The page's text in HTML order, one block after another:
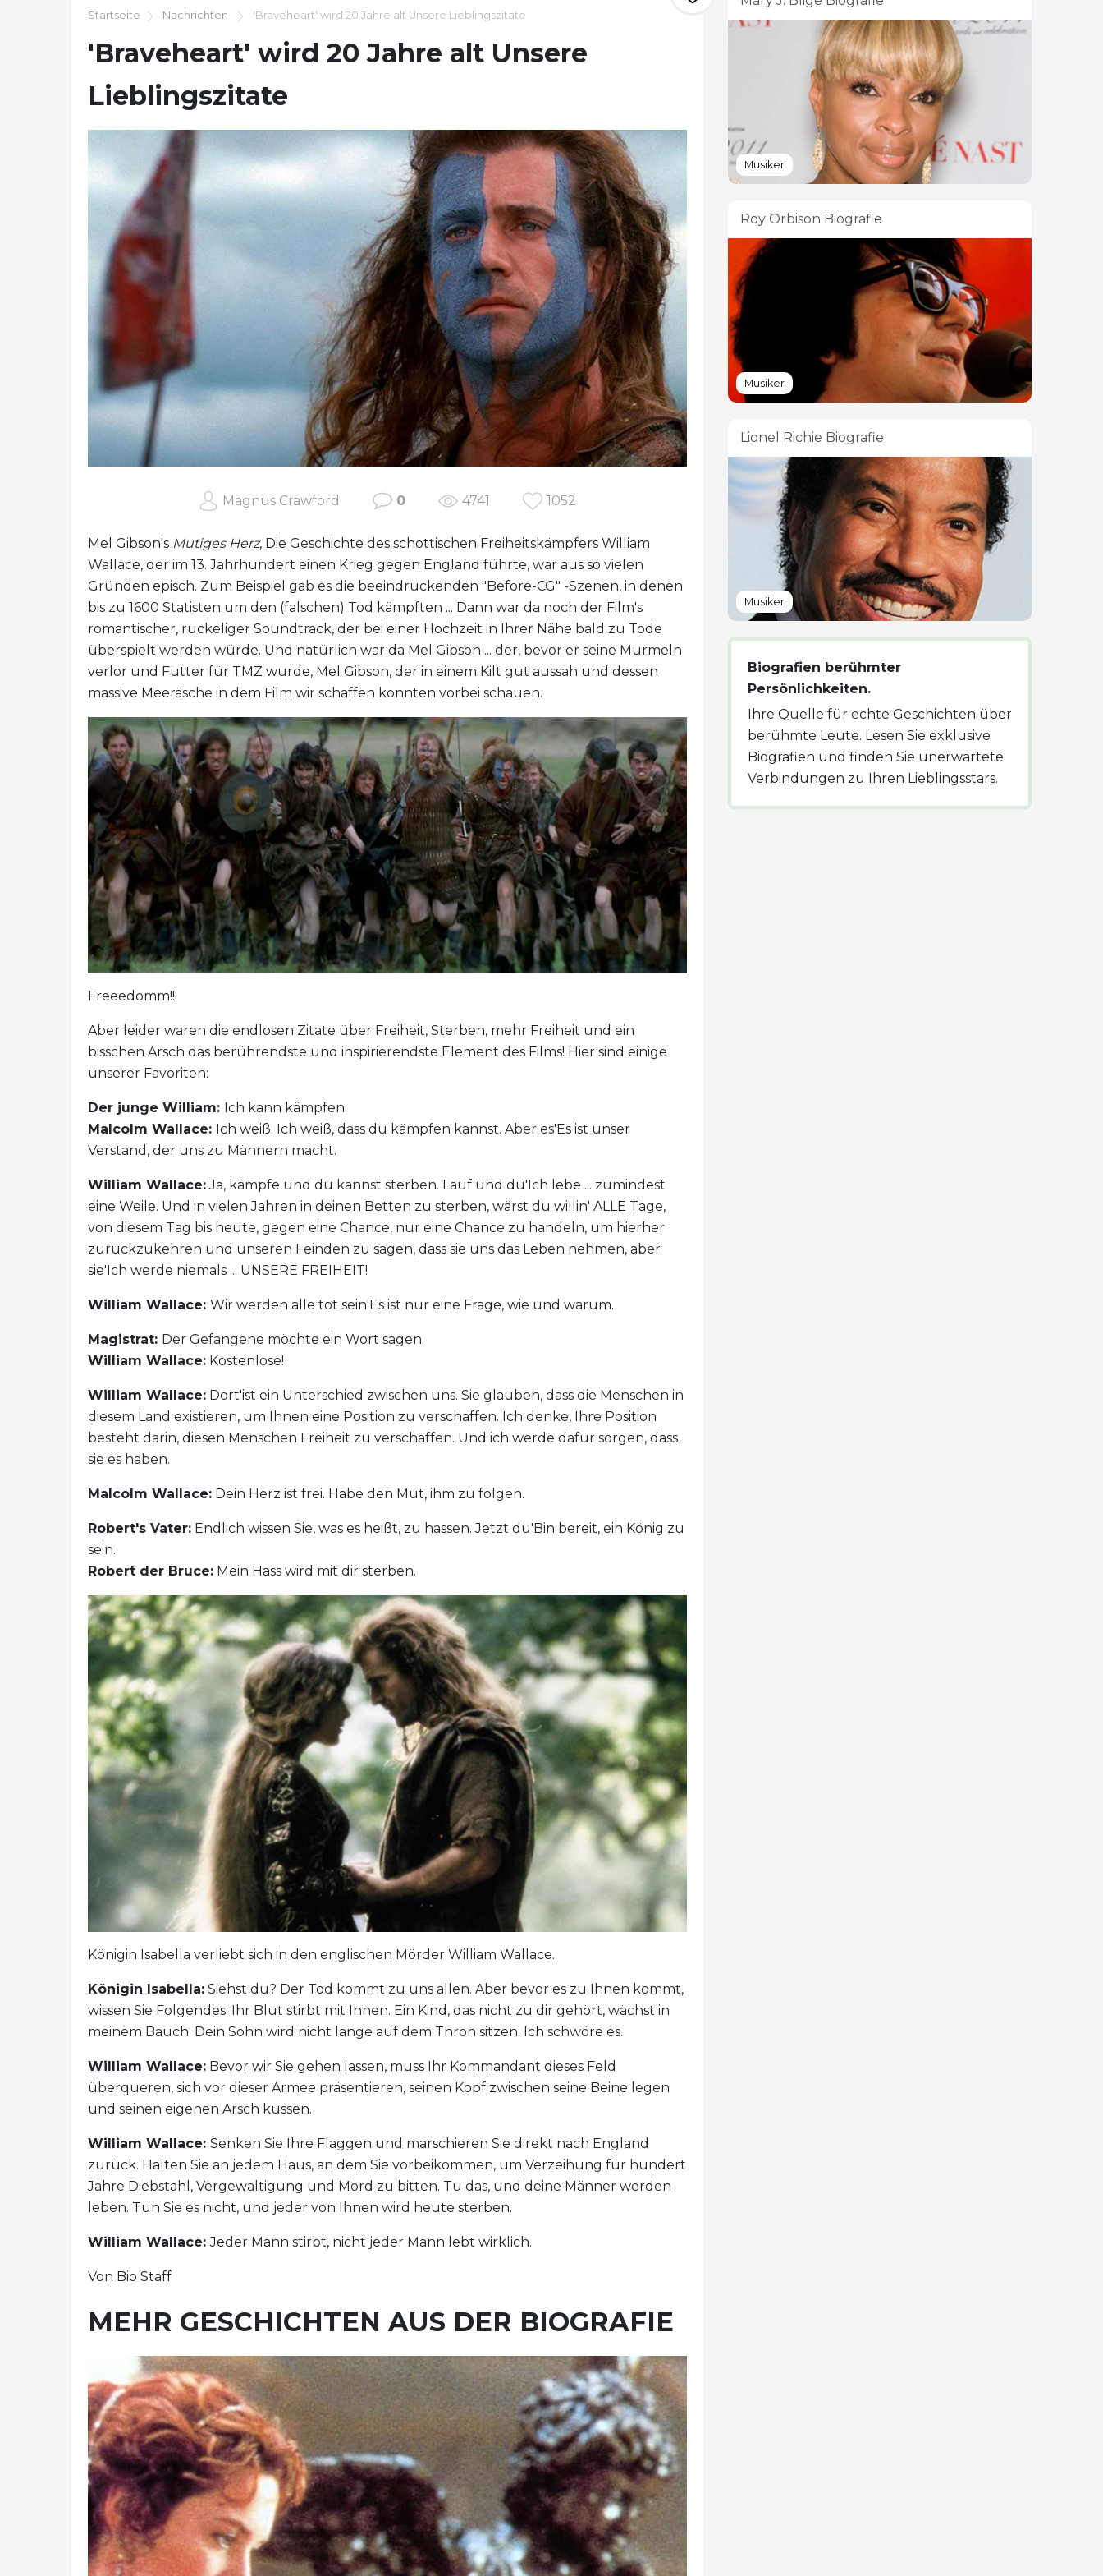
Startseite Nachrichten 'Braveheart' wird 20 Jahre alt Unsere Lieblingszitate
'Braveheart' wird 20 Jahre alt Unsere
Lieblingszitate
Magnus Crawford 0 4741 1052
Mel Gibson's Mutiges Herz, Die Geschichte des schottischen Freiheitskämpfers William
Wallace, der im 13. Jahrhundert einen Krieg gegen England führte, war aus so vielen
Gründen episch. Zum Beispiel gab es die beeindruckenden "Before-CG" -Szenen, in denen
bis zu 1600 Statisten um den (falschen) Tod kämpften ... Dann war da noch der Film's
romantischer, ruckeliger Soundtrack, der bei einer Hochzeit in Ihrer Nähe bald zu Tode
überspielt werden würde. Und natürlich war da Mel Gibson ... der, bevor er seine Murmeln
verlor und Futter für TMZ wurde, Mel Gibson, der in einem Kilt gut aussah und dessen
massive Meeräsche in dem Film wir schaffen konnten vorbei schauen.
Freeedomm!!!
Aber leider waren die endlosen Zitate über Freiheit, Sterben, mehr Freiheit und ein
bisschen Arsch das berührendste und inspirierendste Element des Films! Hier sind einige
unserer Favoriten:
Der junge William: Ich kann kämpfen.
Malcolm Wallace: Ich weiß. Ich weiß, dass du kämpfen kannst. Aber es'Es ist unser
Verstand, der uns zu Männern macht.
William Wallace:Ja, kämpfe und du kannst sterben. Lauf und du'Ich lebe ... zumindest
eine Weile. Und in vielen Jahren in deinen Betten zu sterben, wärst du willin' ALLE Tage,
von diesem Tag bis heute, gegen eine Chance, nur eine Chance zu handeln, um hierher
zurückzukehren und unseren Feinden zu sagen, dass sie uns das Leben nehmen, aber
sie'Ich werde niemals ... UNSERE FREIHEIT!
William Wallace: Wir werden alle tot sein'Es ist nur eine Frage, wie und warum.
Magistrat: Der Gefangene möchte ein Wort sagen.
William Wallace: Kostenlose!
William Wallace: Dort'ist ein Unterschied zwischen uns. Sie glauben, dass die Menschen in
diesem Land existieren, um Ihnen eine Position zu verschaffen. Ich denke, Ihre Position
besteht darin, diesen Menschen Freiheit zu verschaffen. Und ich werde dafür sorgen, dass
sie es haben.
Malcolm Wallace: Dein Herz ist frei. Habe den Mut, ihm zu folgen.
Robert's Vater: Endlich wissen Sie, was es heißt, zu hassen. Jetzt du'Bin bereit, ein König zu
sein.
Robert der Bruce: Mein Hass wird mit dir sterben.
Königin Isabella verliebt sich in den englischen Mörder William Wallace.
Königin Isabella: Siehst du? Der Tod kommt zu uns allen. Aber bevor es zu Ihnen kommt,
wissen Sie Folgendes: Ihr Blut stirbt mit Ihnen. Ein Kind, das nicht zu dir gehört, wächst in
meinem Bauch. Dein Sohn wird nicht lange auf dem Thron sitzen. Ich schwöre es.
William Wallace: Bevor wir Sie gehen lassen, muss Ihr Kommandant dieses Feld
überqueren, sich vor dieser Armee präsentieren, seinen Kopf zwischen seine Beine legen
und seinen eigenen Arsch küssen.
William Wallace: Senken Sie Ihre Flaggen und marschieren Sie direkt nach England
zurück. Halten Sie an jedem Haus, an dem Sie vorbeikommen, um Verzeihung für hundert
Jahre Diebstahl, Vergewaltigung und Mord zu bitten. Tu das, und deine Männer werden
leben. Tun Sie es nicht, und jeder von Ihnen wird heute sterben.
William Wallace:Jeder Mann stirbt, nicht jeder Mann lebt wirklich.
Von Bio Staff
MEHR GESCHICHTEN AUS DER BIOGRAFIE
Musiker
Roy Orbison Biografie
Musiker
Lionel Richie Biografie
Musiker
Biografien berühmter
Persönlichkeiten.
Ihre Quelle für echte Geschichten über
berühmte Leute. Lesen Sie exklusive
Biografien und finden Sie unerwartete
Verbindungen zu Ihren Lieblingsstars.